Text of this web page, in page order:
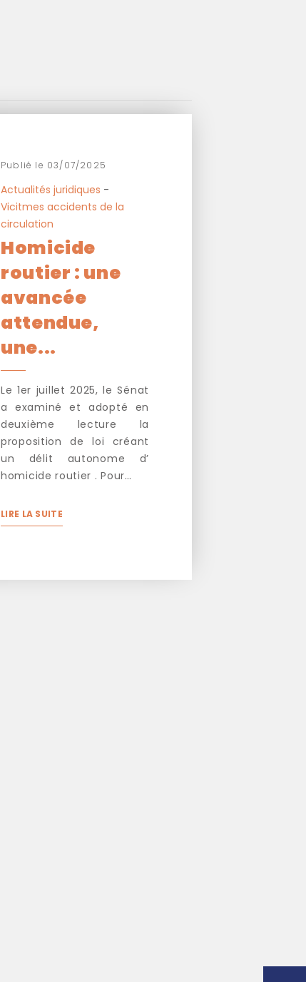
Publié le 03/07/2025
Actualités juridiques -
Vicitmes accidents de la
circulation
Homicide
routier : une
avancée
attendue,
une...
Le 1er juillet 2025, le Sénat
a examiné et adopté en
deuxième lecture la
proposition de loi créant
un délit autonome d’
homicide routier . Pour…
LIRE LA SUITE